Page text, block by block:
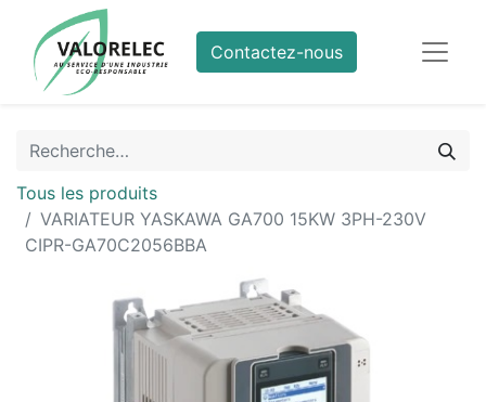
Contactez-nous
Tous les produits
VARIATEUR YASKAWA GA700 15KW 3PH-230V
CIPR-GA70C2056BBA